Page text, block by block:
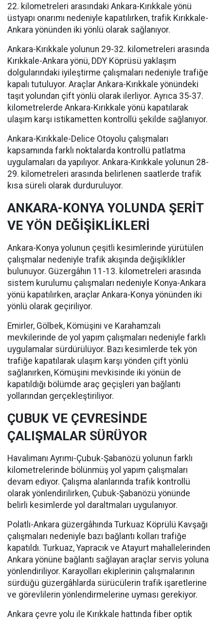
22. kilometreleri arasındaki Ankara-Kırıkkale yönü
üstyapı onarımı nedeniyle kapatılırken, trafik Kırıkkale-
Ankara yönünden iki yönlü olarak sağlanıyor.
Ankara-Kırıkkale yolunun 29-32. kilometreleri arasında
Kırıkkale-Ankara yönü, DDY Köprüsü yaklaşım
dolgularındaki iyileştirme çalışmaları nedeniyle trafiğe
kapalı tutuluyor. Araçlar Ankara-Kırıkkale yönündeki
taşıt yolundan çift yönlü olarak ilerliyor. Ayrıca 35-37.
kilometrelerde Ankara-Kırıkkale yönü kapatılarak
ulaşım karşı istikametten kontrollü şekilde sağlanıyor.
Ankara-Kırıkkale-Delice Otoyolu çalışmaları
kapsamında farklı noktalarda kontrollü patlatma
uygulamaları da yapılıyor. Ankara-Kırıkkale yolunun 28-
29. kilometreleri arasında belirlenen saatlerde trafik
kısa süreli olarak durduruluyor.
ANKARA-KONYA YOLUNDA ŞERİT
VE YÖN DEĞİŞİKLİKLERİ
Ankara-Konya yolunun çeşitli kesimlerinde yürütülen
çalışmalar nedeniyle trafik akışında değişiklikler
bulunuyor. Güzergâhın 11-13. kilometreleri arasında
sistem kurulumu çalışmaları nedeniyle Konya-Ankara
yönü kapatılırken, araçlar Ankara-Konya yönünden iki
yönlü olarak geçiriliyor.
Emirler, Gölbek, Kömüşini ve Karahamzalı
mevkilerinde de yol yapım çalışmaları nedeniyle farklı
uygulamalar sürdürülüyor. Bazı kesimlerde tek yön
trafiğe kapatılarak ulaşım karşı yönden çift yönlü
sağlanırken, Kömüşini mevkisinde iki yönün de
kapatıldığı bölümde araç geçişleri yan bağlantı
yollarından gerçekleştiriliyor.
ÇUBUK VE ÇEVRESİNDE
ÇALIŞMALAR SÜRÜYOR
Havalimanı Ayrımı-Çubuk-Şabanözü yolunun farklı
kilometrelerinde bölünmüş yol yapım çalışmaları
devam ediyor. Çalışma alanlarında trafik kontrollü
olarak yönlendirilirken, Çubuk-Şabanözü yönünde
belirli kesimlerde yol daraltmaları uygulanıyor.
Polatlı-Ankara güzergâhında Turkuaz Köprülü Kavşağı
çalışmaları nedeniyle bazı bağlantı kolları trafiğe
kapatıldı. Turkuaz, Yapracık ve Atayurt mahallelerinden
Ankara yönüne bağlantı sağlayan araçlar servis yoluna
yönlendiriliyor. Karayolları ekiplerinin çalışmalarının
sürdüğü güzergâhlarda sürücülerin trafik işaretlerine
ve görevlilerin yönlendirmelerine uyması gerekiyor.
Ankara çevre yolu ile Kırıkkale hattında fiber optik